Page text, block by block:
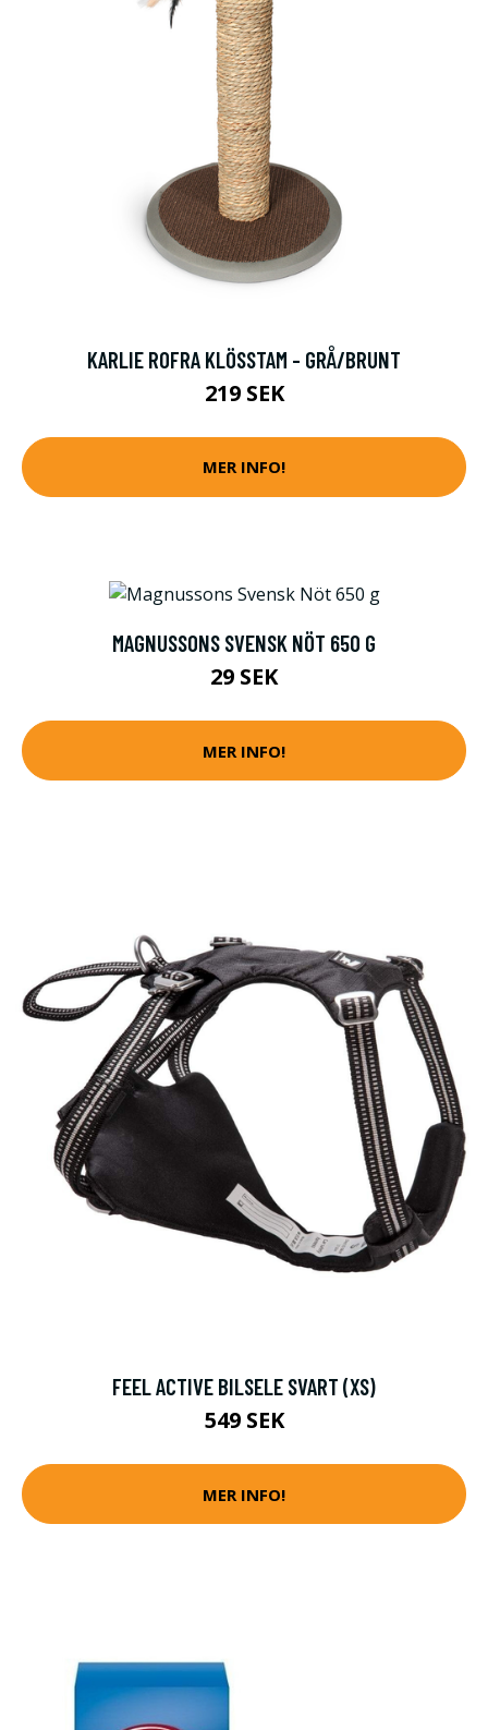
KARLIE ROFRA KLÖSSTAM - GRÅ/BRUNT
219 SEK
MER INFO!
MAGNUSSONS SVENSK NÖT 650 G
29 SEK
MER INFO!
FEEL ACTIVE BILSELE SVART (XS)
549 SEK
MER INFO!